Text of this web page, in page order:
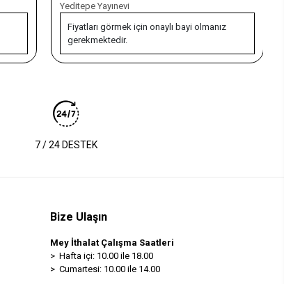
Yeditepe Yayınevi
Fiyatları görmek için onaylı bayi olmanız
gerekmektedir.
7 / 24 DESTEK
Bize Ulaşın
Mey İthalat Çalışma Saatleri
> Hafta içi: 10.00 ile 18.00
> Cumartesi: 10.00 ile 14.00